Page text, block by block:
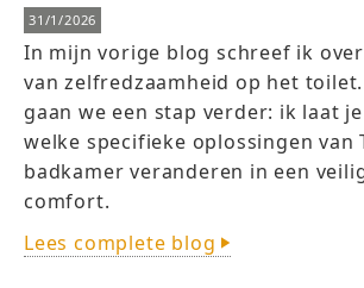
31/1/2026
In mijn vorige blog schreef ik
van zelfredzaamheid op het
gaan we een stap verder: ik laat
welke specifieke oplossingen van
badkamer veranderen in een
comfort.
Lees complete blog